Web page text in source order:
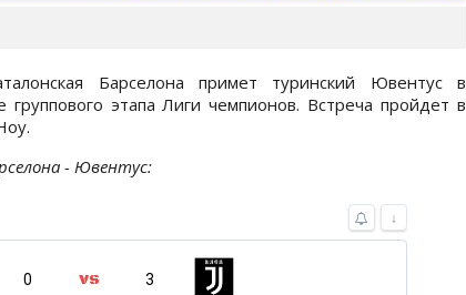
Барселона примет туринский Ювентус в
этапа Лиги чемпионов. Встреча пройдет в
- Ювентус: